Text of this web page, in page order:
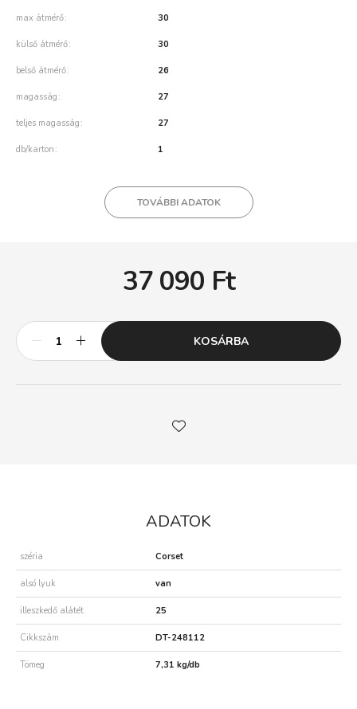
max átmérő 30
külső átmérő 30
belső átmérő 26
magasság 27
teljes magasság 27
db/karton 1
TOVÁBBI ADATOK
37 090 Ft
KOSÁRBA
ADATOK
széria Corset
alsó lyuk van
illeszkedő alátét 25
Cikkszám DT-248112
Tömeg 7,31 kg/db